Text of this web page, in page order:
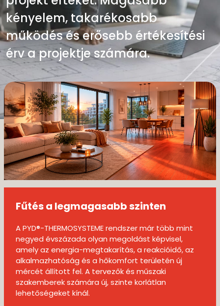
kényelem, takarékosabb
működés és erősebb értékesítési
érv a projektje számára.
modern épületekhez. A tervezéstől
a kivitelezésig. Felújításokhoz és
rekonstrukciókhoz is.
Csendes kényelem.
Gazdaságosan. Egész évben.
Fűtés a legmagasabb szinten
A PYD®-THERMOSYSTEME rendszer már több mint
negyed évszázada olyan megoldást képvisel,
amely az energia-megtakarítás, a reakcióidő, az
alkalmazhatóság és a hőkomfort területén új
mércét állított fel. A tervezők és műszaki
szakemberek számára új, szinte korlátlan
lehetőségeket kínál.